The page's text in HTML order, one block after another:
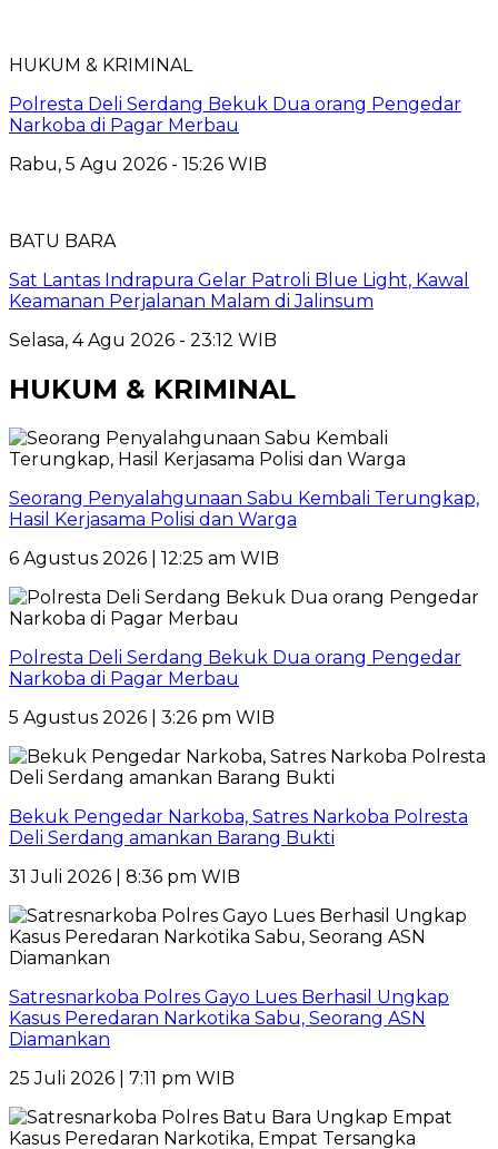
HUKUM & KRIMINAL
Polresta Deli Serdang Bekuk Dua orang Pengedar
Narkoba di Pagar Merbau
Rabu, 5 Agu 2026 - 15:26 WIB
BATU BARA
Sat Lantas Indrapura Gelar Patroli Blue Light, Kawal
Keamanan Perjalanan Malam di Jalinsum
Selasa, 4 Agu 2026 - 23:12 WIB
HUKUM & KRIMINAL
Seorang Penyalahgunaan Sabu Kembali Terungkap,
Hasil Kerjasama Polisi dan Warga
6 Agustus 2026 | 12:25 am WIB
Polresta Deli Serdang Bekuk Dua orang Pengedar
Narkoba di Pagar Merbau
5 Agustus 2026 | 3:26 pm WIB
Bekuk Pengedar Narkoba, Satres Narkoba Polresta
Deli Serdang amankan Barang Bukti
31 Juli 2026 | 8:36 pm WIB
Satresnarkoba Polres Gayo Lues Berhasil Ungkap
Kasus Peredaran Narkotika Sabu, Seorang ASN
Diamankan
25 Juli 2026 | 7:11 pm WIB